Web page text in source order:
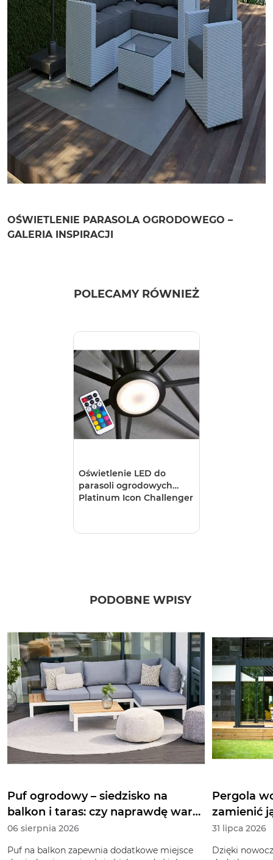
OŚWIETLENIE PARASOLA OGRODOWEGO –
GALERIA INSPIRACJI
POLECAMY RÓWNIEŻ
Oświetlenie LED do
parasoli ogrodowych
Platinum Icon Challenger
PODOBNE WPISY
Puf ogrodowy – siedzisko na
balkon i taras: czy naprawdę warto
zainwestować w taki mebel?
06 sierpnia 2026
Puf na balkon zapewnia dodatkowe miejsce
Pergola
zamienić
31 lipca 2026
Dzięki